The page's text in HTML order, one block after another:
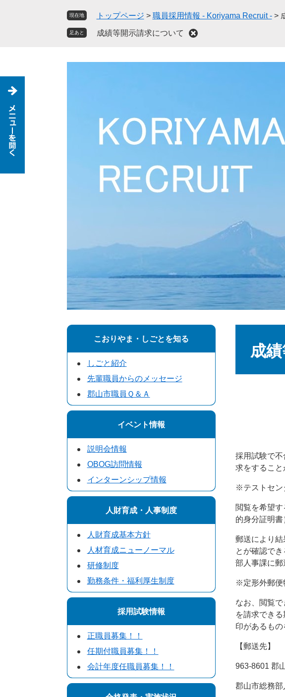
で
ば
現在地 トップページ > 職員採用情報 - Koriyama Recruit - >
足あと 成績等開示請求について
成
採用試験で
求をすること
※テストセン
閲覧を希望
的身分証明
郵送により
とが確認で
部人事課に郵
※定形外郵便
なお、閲覧
を請求でき
印があるもの
【郵送先】
963-8601 郡
郡山市総務部
こおりやま・しごとを知る
しごと紹介
先輩職員からのメッセージ
郡山市職員Ｑ＆Ａ
イベント情報
説明会情報
OBOG訪問情報
インターンシップ情報
人財育成・人事制度
人財育成基本方針
人材育成ニューノーマル
研修制度
勤務条件・福利厚生制度
採用試験情報
正職員募集！！
任期付職員募集！！
会計年度任職員募集！！